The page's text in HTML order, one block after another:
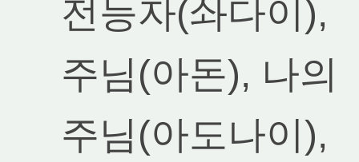
전능자(솨다이),
주님(아돈), 나의
주님(아도나이),